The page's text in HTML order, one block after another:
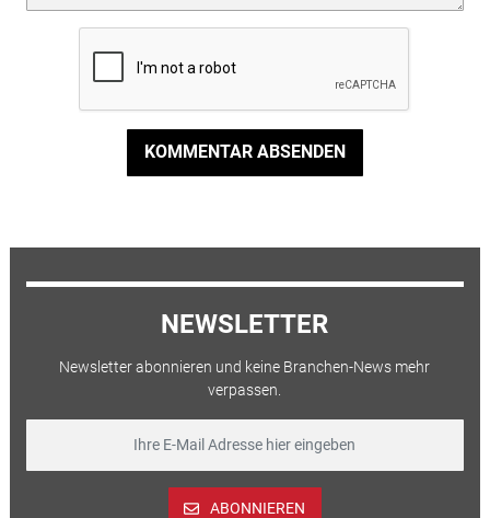
KOMMENTAR ABSENDEN
NEWSLETTER
Newsletter abonnieren und keine Branchen-News mehr
verpassen.
ABONNIEREN